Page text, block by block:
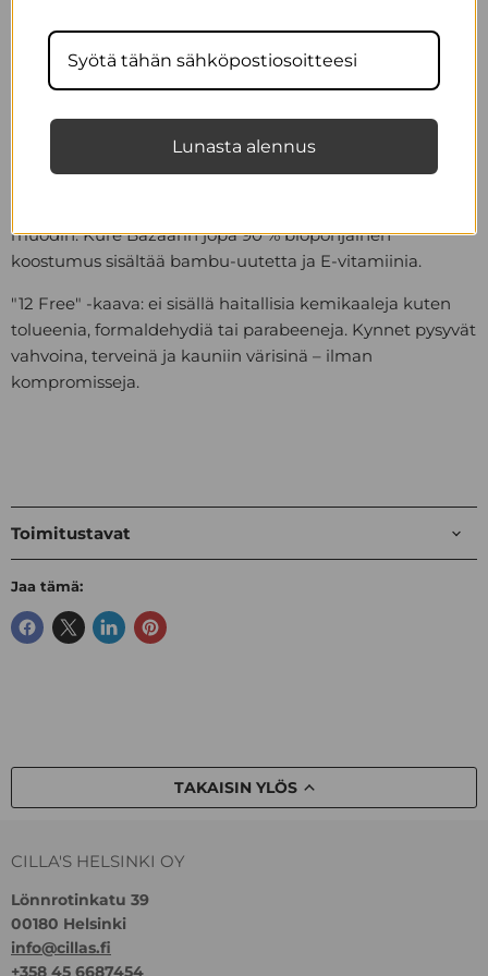
Kure Bazaar Blush on lämpöiseen punaiseen taittava
roosan kynsilakkasävy. Kuin freesaava poskipunasävy
kynsille.Luonnollinen kynsilakka on 12-FREE ja
muodin. Kure Bazaarin jopa 90 % biopohjainen
koostumus sisältää bambu-uutetta ja E-vitamiinia.
"12 Free" -kaava: ei sisällä haitallisia kemikaaleja kuten
tolueenia, formaldehydiä tai parabeeneja. Kynnet pysyvät
vahvoina, terveinä ja kauniin värisinä – ilman
kompromisseja.
Toimitustavat
Jaa tämä:
TAKAISIN YLÖS
CILLA'S HELSINKI OY
Lönnrotinkatu 39
00180 Helsinki
info@cillas.fi
+358 45 6687454
Lunasta alennus